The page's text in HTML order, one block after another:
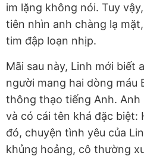
im lặng không nói. Tuy
tiên nhìn anh chàng lạ
tim đập loạn nhịp.
Mãi sau này, Linh mới biết
người mang hai dòng máu
thông thạo tiếng Anh. Anh
và có cái tên khá đặc biệt:
đó, chuyện tình yêu của
khủng hoảng, cô thường